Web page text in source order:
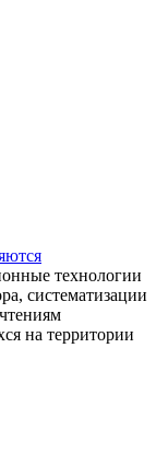
технологии
систематизации
на территории